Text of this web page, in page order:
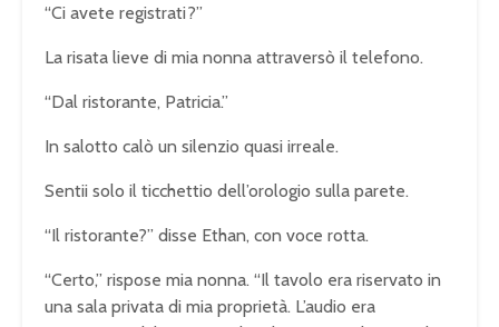
“Ci avete registrati?”
La risata lieve di mia nonna attraversò il telefono.
“Dal ristorante, Patricia.”
In salotto calò un silenzio quasi irreale.
Sentii solo il ticchettio dell’orologio sulla parete.
“Il ristorante?” disse Ethan, con voce rotta.
“Certo,” rispose mia nonna. “Il tavolo era riservato in
una sala privata di mia proprietà. L’audio era